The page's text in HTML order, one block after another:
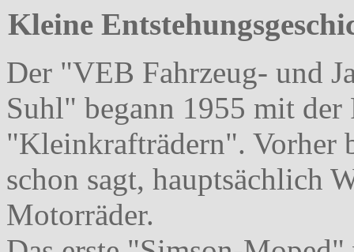
Kleine
Der "VEB Fahrzeug- und
Suhl" begann 1955 mit
"Kleinkrafträdern". Vorher
schon sagt, hauptsächlich
Motorräder.